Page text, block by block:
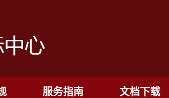
服务指南 文档下载